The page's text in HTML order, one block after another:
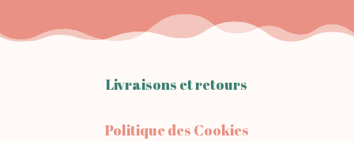
Livraisons et retours
Politique des Cookies